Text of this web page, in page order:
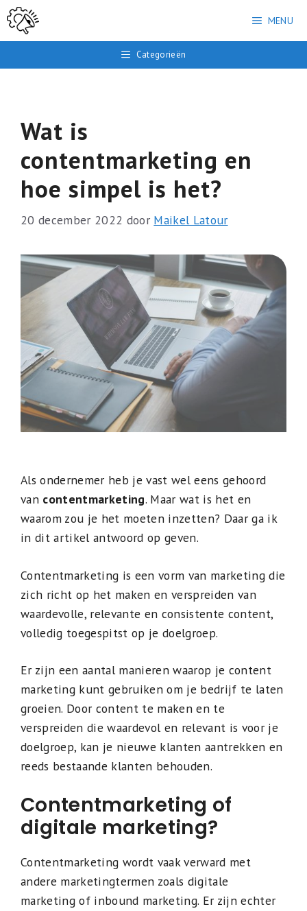
Ga
naar
inhoud
MENU
Categorieën
Wat is
contentmarketing en
hoe simpel is het?
20 december 2022 door Maikel Latour
Als ondernemer heb je vast wel eens gehoord
van contentmarketing. Maar wat is het en
waarom zou je het moeten inzetten? Daar ga ik
in dit artikel antwoord op geven.
Contentmarketing is een vorm van marketing die
zich richt op het maken en verspreiden van
waardevolle, relevante en consistente content,
volledig toegespitst op je doelgroep.
Er zijn een aantal manieren waarop je content
marketing kunt gebruiken om je bedrijf te laten
groeien. Door content te maken en te
verspreiden die waardevol en relevant is voor je
doelgroep, kan je nieuwe klanten aantrekken en
reeds bestaande klanten behouden.
Contentmarketing of
digitale marketing?
Contentmarketing wordt vaak verward met
andere marketingtermen zoals digitale
marketing of inbound marketing. Er zijn echter